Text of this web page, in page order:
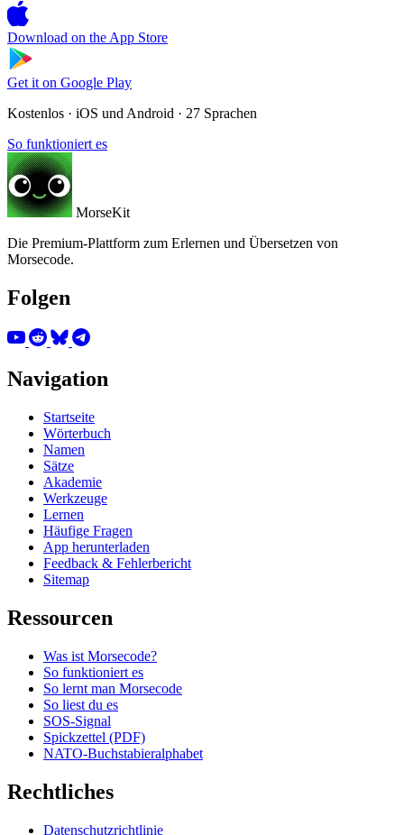
Download on the App Store
Get it on Google Play
Kostenlos · iOS und Android · 27 Sprachen
So funktioniert es
MorseKit
Die Premium-Plattform zum Erlernen und Übersetzen von
Morsecode.
Folgen
Navigation
Startseite
Wörterbuch
Namen
Sätze
Akademie
Werkzeuge
Lernen
Häufige Fragen
App herunterladen
Feedback & Fehlerbericht
Sitemap
Ressourcen
Was ist Morsecode?
So funktioniert es
So lernt man Morsecode
So liest du es
SOS-Signal
Spickzettel (PDF)
NATO-Buchstabieralphabet
Rechtliches
Datenschutzrichtlinie